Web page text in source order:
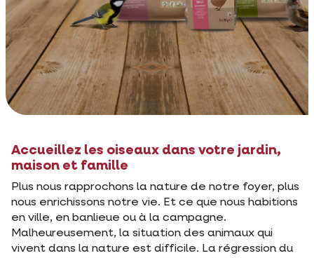
Accueillez les oiseaux dans votre jardin,
maison et famille
Plus nous rapprochons la nature de notre foyer, plus
nous enrichissons notre vie. Et ce que nous habitions
en ville, en banlieue ou à la campagne.
Malheureusement, la situation des animaux qui
vivent dans la nature est difficile. La régression du